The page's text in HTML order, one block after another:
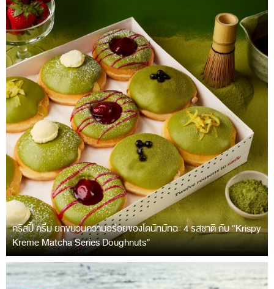
คริสปี้ ครีม ยกขบวนความอร่อยของโดนัทมัทฉะ 4 รสชาติ กับ “Krispy
Kreme Matcha Series Doughnuts”